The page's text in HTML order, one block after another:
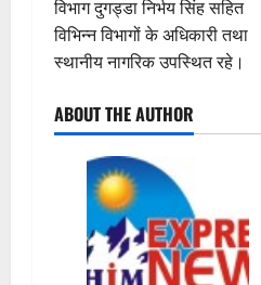
विभाग दुगड्डा निर्भय सिंह सहित
विभिन्न विभागों के अधिकारी तथा
स्थानीय नागरिक उपस्थित रहे।
ABOUT THE AUTHOR